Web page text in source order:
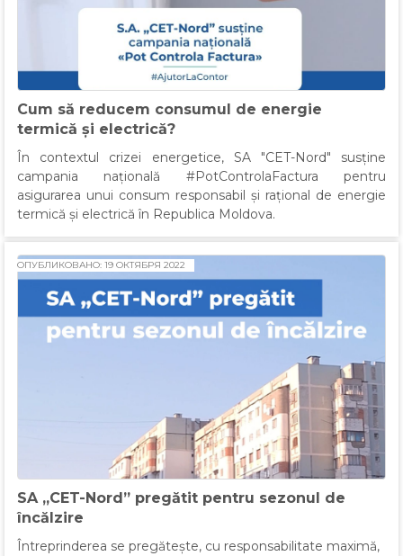
Cum să reducem consumul de energie
termică și electrică?
În contextul crizei energetice, SA "CET-Nord" susține
campania națională #PotControlaFactura pentru
asigurarea unui consum responsabil și rațional de energie
termică și electrică în Republica Moldova.
SA „CET-Nord” pregătit pentru sezonul de
încălzire
ОПУБЛИКОВАНО: 19 ОКТЯБРЯ 2022
Întreprinderea se pregătește, cu responsabilitate maximă,